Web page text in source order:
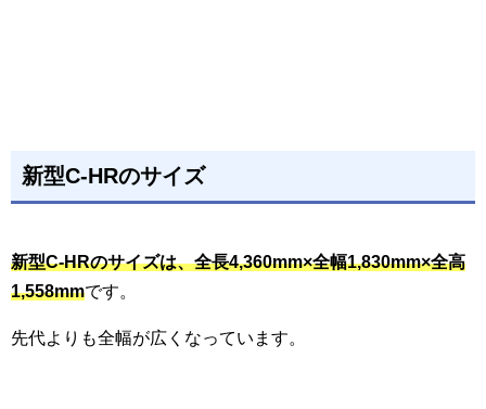
新型C-HRのサイズ
新型C-HRのサイズは、全長4,360mm×全幅1,830mm×全高
1,558mmです。
先代よりも全幅が広くなっています。